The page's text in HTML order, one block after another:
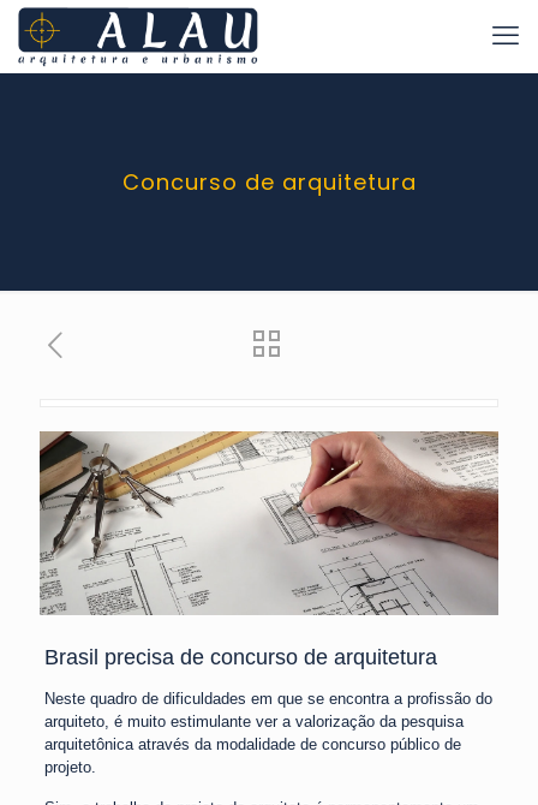
Concurso de arquitetura
Brasil precisa de concurso de arquitetura
Neste quadro de dificuldades em que se encontra a profissão do
arquiteto, é muito estimulante ver a valorização da pesquisa
arquitetônica através da modalidade de concurso público de
projeto.